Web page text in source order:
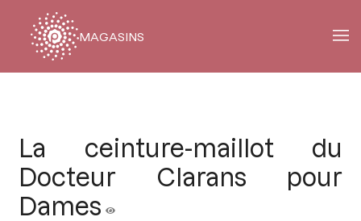
MAGASINS
La ceinture-maillot du
Docteur Clarans pour
Dames